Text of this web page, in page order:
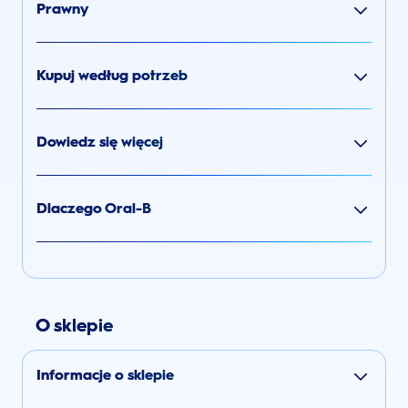
Prawny
Kupuj według potrzeb
Dowiedz się więcej
Dlaczego Oral-B
O sklepie
Informacje o sklepie